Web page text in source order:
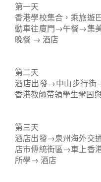
第一天
香港學校集合，乘旅遊
動車往廈門→午餐→集
晚餐 → 酒店
第二天
酒店出發→中山步行
香港教師帶領學生鞏固
第三天
酒店出發→泉州海外
店市傳統街區→車上香
所學→ 酒店